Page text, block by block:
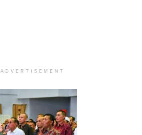
ADVERTISEMENT